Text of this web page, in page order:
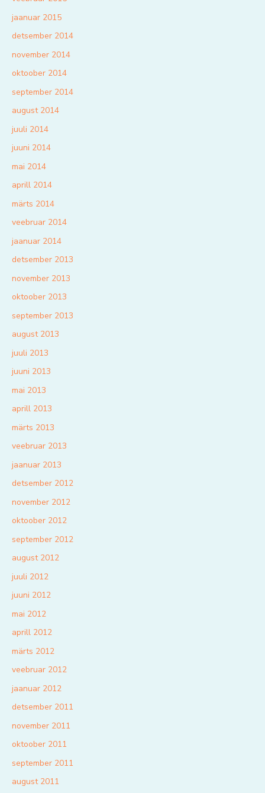
jaanuar 2015
detsember 2014
november 2014
oktoober 2014
september 2014
august 2014
juuli 2014
juuni 2014
mai 2014
aprill 2014
märts 2014
veebruar 2014
jaanuar 2014
detsember 2013
november 2013
oktoober 2013
september 2013
august 2013
juuli 2013
juuni 2013
mai 2013
aprill 2013
märts 2013
veebruar 2013
jaanuar 2013
detsember 2012
november 2012
oktoober 2012
september 2012
august 2012
juuli 2012
juuni 2012
mai 2012
aprill 2012
märts 2012
veebruar 2012
jaanuar 2012
detsember 2011
november 2011
oktoober 2011
september 2011
august 2011